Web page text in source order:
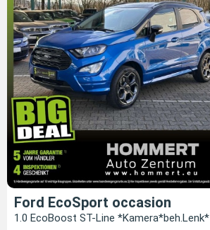
Ford EcoSport occasion
1.0 EcoBoost ST-Line *Kamera*beh.Lenk*